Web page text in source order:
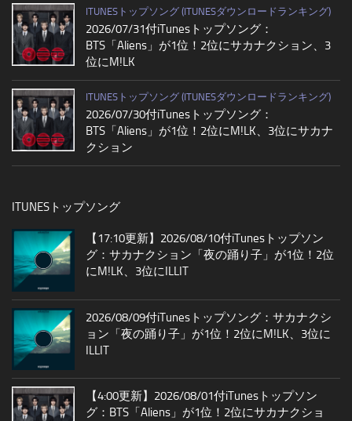
ITUNESトップソング (ITUNESダウンロードランキング)
2026/07/31付iTunesトップソング：
BTS「Aliens」が1位！2位にサカナクション、3
位にM!LK
ITUNESトップソング (ITUNESダウンロードランキング)
2026/07/30付iTunesトップソング：
BTS「Aliens」が1位！2位にM!LK、3位にサカナ
クション
ITUNESトップソング
【17:10更新】2026/08/10付iTunesトップソン
グ：サカナクション「夜の踊り子」が1位！2位
にM!LK、3位にILLIT
2026/08/09付iTunesトップソング：サカナクシ
ョン「夜の踊り子」が1位！2位にM!LK、3位に
ILLIT
【4:00更新】2026/08/01付iTunesトップソン
グ：BTS「Aliens」が1位！2位にサカナクショ